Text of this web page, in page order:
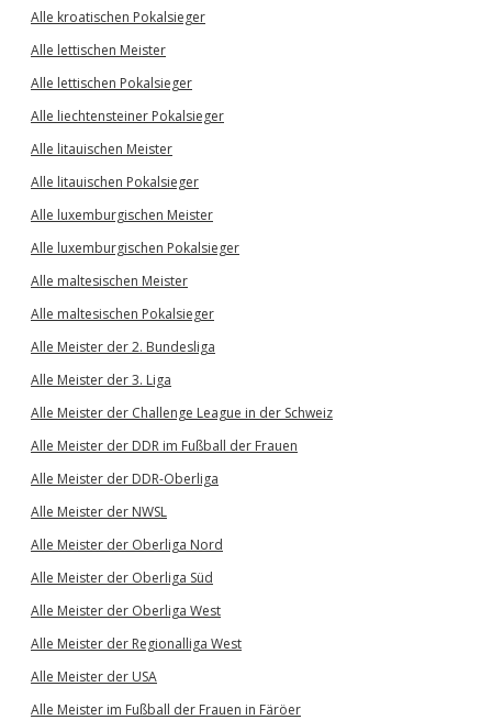
Alle kroatischen Pokalsieger
Alle lettischen Meister
Alle lettischen Pokalsieger
Alle liechtensteiner Pokalsieger
Alle litauischen Meister
Alle litauischen Pokalsieger
Alle luxemburgischen Meister
Alle luxemburgischen Pokalsieger
Alle maltesischen Meister
Alle maltesischen Pokalsieger
Alle Meister der 2. Bundesliga
Alle Meister der 3. Liga
Alle Meister der Challenge League in der Schweiz
Alle Meister der DDR im Fußball der Frauen
Alle Meister der DDR-Oberliga
Alle Meister der NWSL
Alle Meister der Oberliga Nord
Alle Meister der Oberliga Süd
Alle Meister der Oberliga West
Alle Meister der Regionalliga West
Alle Meister der USA
Alle Meister im Fußball der Frauen in Färöer